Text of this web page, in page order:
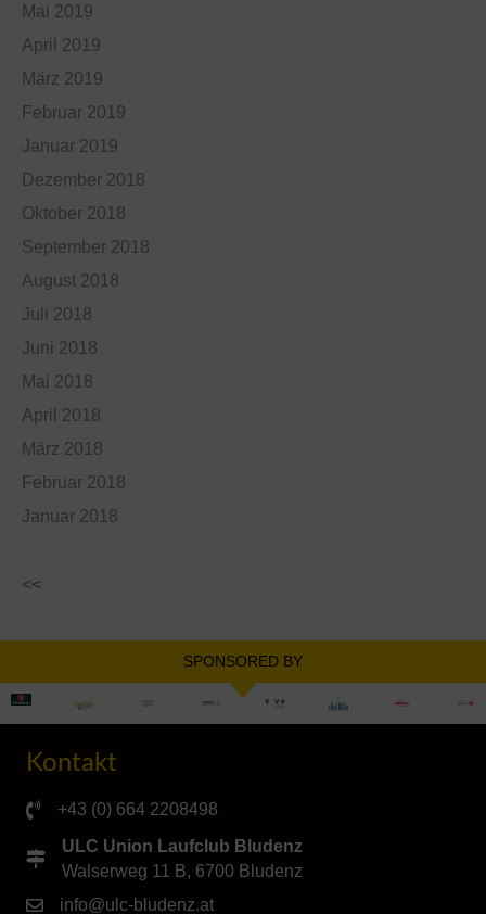
Mai 2019
April 2019
März 2019
Februar 2019
Januar 2019
Dezember 2018
Oktober 2018
September 2018
August 2018
Juli 2018
Juni 2018
Mai 2018
April 2018
März 2018
Februar 2018
Januar 2018
<<
SPONSORED BY
Kontakt
+43 (0) 664 2208498
ULC Union Laufclub Bludenz
Walserweg 11 B, 6700 Bludenz
info@ulc-bludenz.at